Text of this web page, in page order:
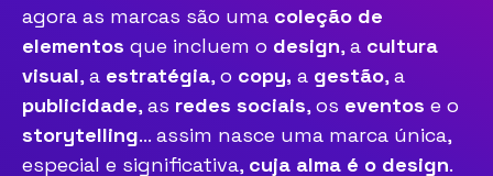
agora as marcas são uma coleção de
elementos que incluem o design, a cultura
visual, a estratégia, o copy, a gestão, a
publicidade, as redes sociais, os eventos e o
storytelling… assim nasce uma marca única,
especial e significativa, cuja alma é o design.